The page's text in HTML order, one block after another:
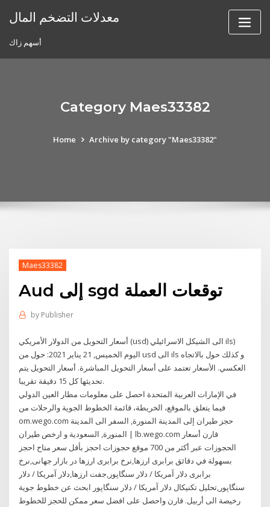
معدلات التضخم المال
أسهم زاك
Category Maes33382
Home Archive by category "Maes33382"
Maes33382
Aud إلى sgd توقعات العملة
by Publisher
أسعار التحويل من الدولار الأمريكي (usd) الى الشيكل الاسرائيلي ils)
اليوم الخميس, 21 يناير 2021: حول من usd الى ils و كذلك حول بالاتجاه
العكسي. الأسعار تعتمد على أسعار التحويل المباشرة. أسعار التحويل يتم
تحديثها كل 15 دقيقة تقريبا.
احصل على معلومات مطار العين الدولي‎ في الإمارات العربية المتحدة
فيما يتعلق بالموقع، الخريطة، قائمة الخطوط الجوية والرحلات من
om.wego.com حجز طيران إلى المدينة المنورة, السفر الى المدينة
المنورة, السعودية و ارخص طيران | lb.wego.com قارن أسعار
الحجوزات عبر أكثر من 700 موقع حجوزات احجز بأقل سعر متاح احجز
بسهولة في دقائق برابری ارزها,نرخ برابری ارزها در بازار جهانی,نرخ
برابری دلار آمریکا / دلار سنگاپور,جفت ارزها,دلار آمریکا / دلار
سنگاپور,تحلیل تکنیکال دلار آمریکا / دلار سنگاپور ابحث عن خطوط جوية
رخيصة الى أربيل. قارن واحصل على افضل سعر ممكن للحجز للخطوط